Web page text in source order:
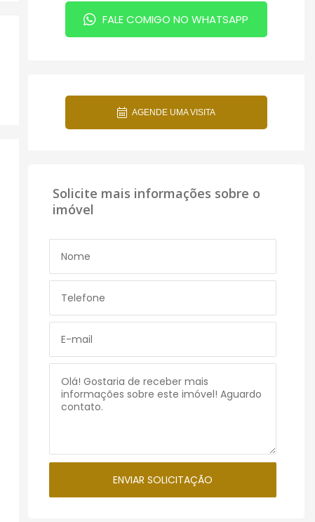
FALE COMIGO NO WHATSAPP
AGENDE UMA VISITA
Solicite mais informações sobre o
imóvel